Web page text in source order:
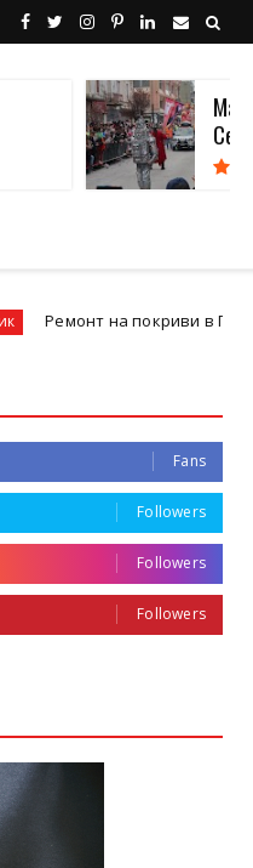
на покриви в Перник от
Fans
Followers
Followers
Followers